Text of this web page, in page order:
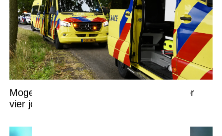
Mogelijke straatrace loopt vreselijk af voor
vier jongeren in Noord-Brabantse Eerde